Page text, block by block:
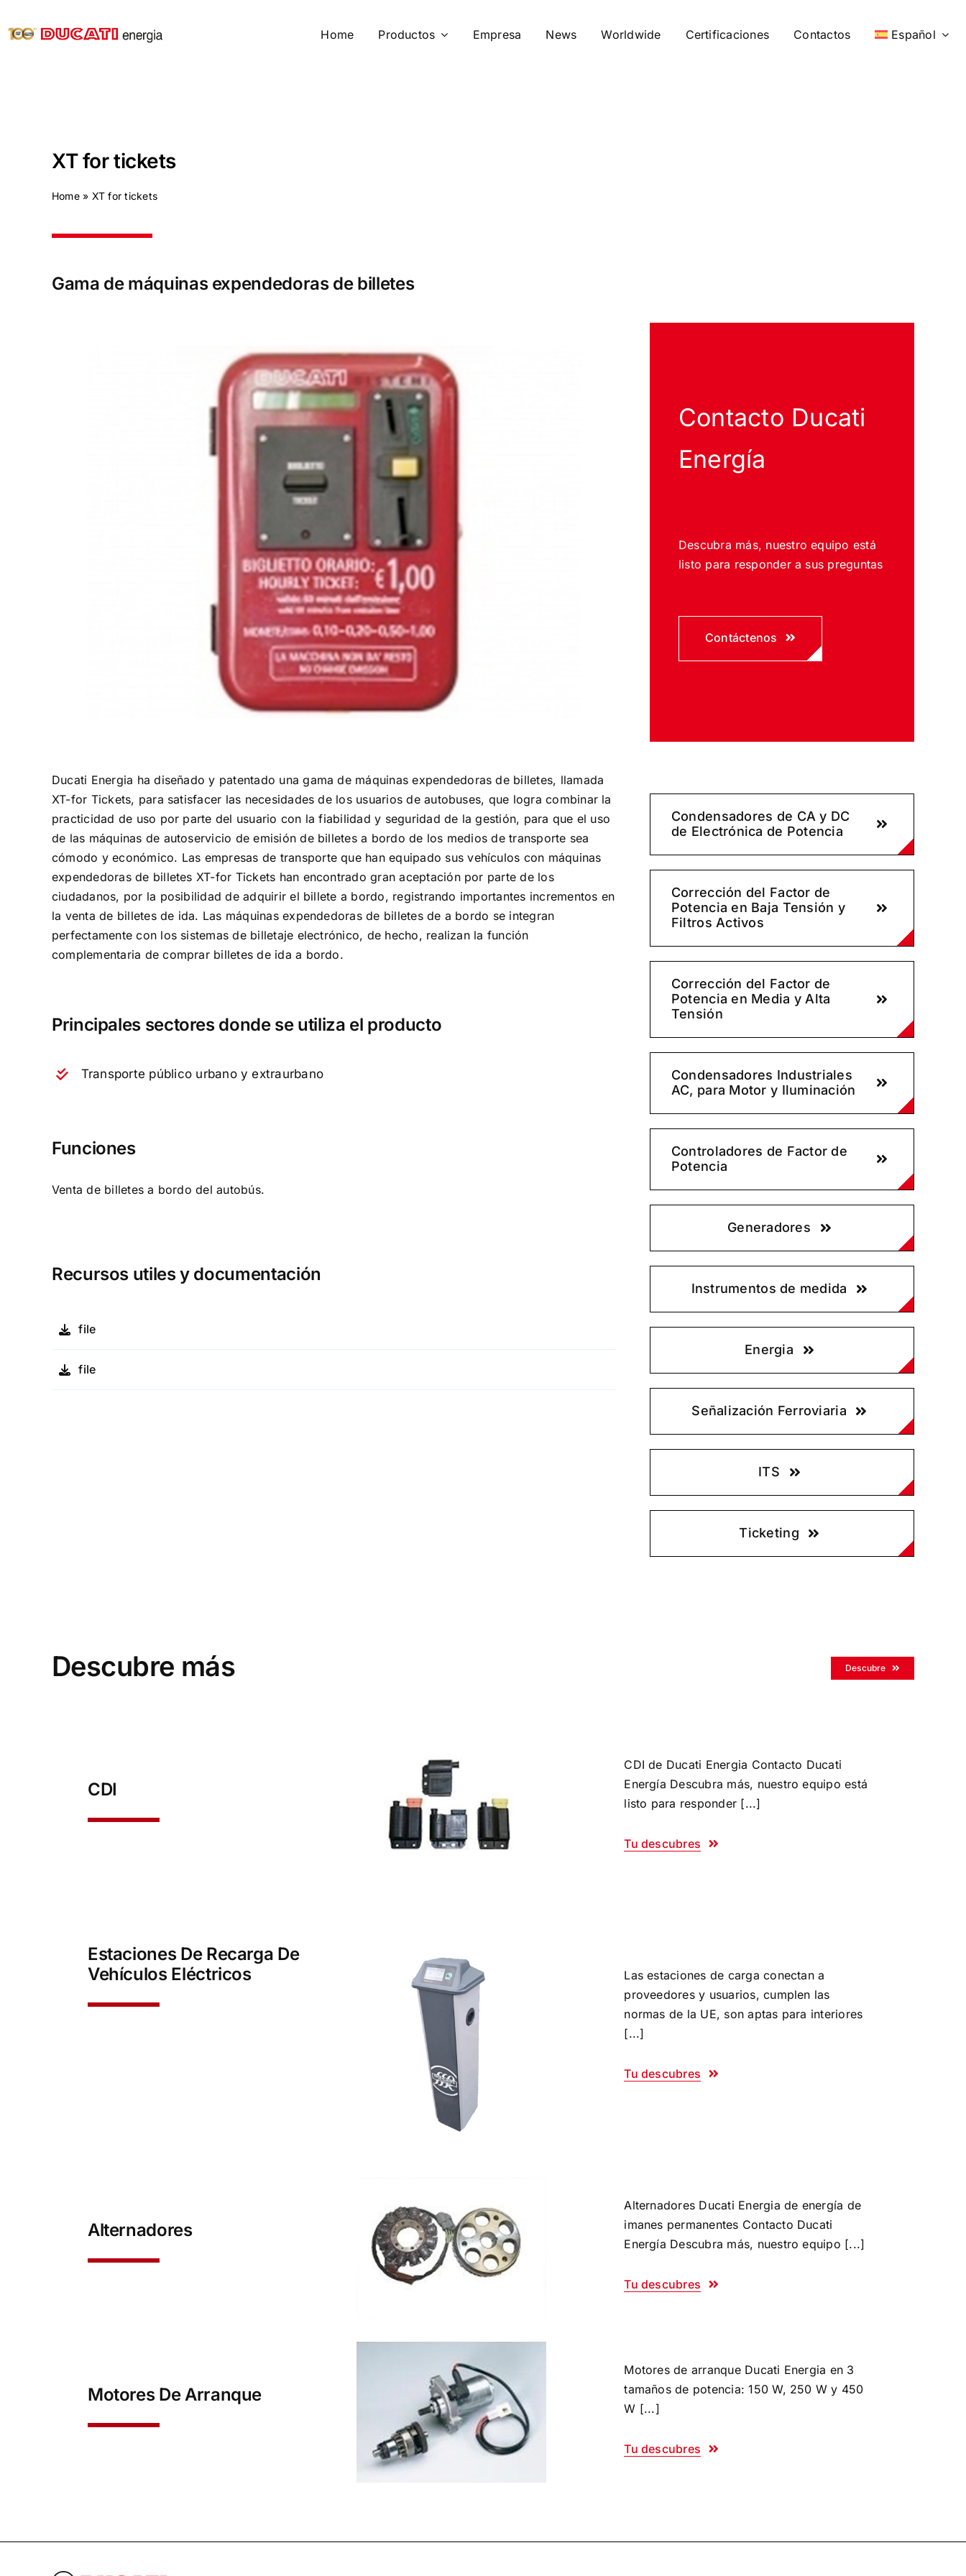
to
Home Productos Empresa News Worldwide Certificaciones Contactos Español
XT for tickets
Home» XT for tickets
Gama de máquinas expendedoras de billetes
Contacto Ducati
Energía
Descubra más, nuestro equipo está
listo para responder a sus preguntas
Contáctenos
Ducati Energia ha diseñado y patentado una gama de máquinas expendedoras de billetes, llamada
XT-for Tickets, para satisfacer las necesidades de los usuarios de autobuses, que logra combinar la
practicidad de uso por parte del usuario con la fiabilidad y seguridad de la gestión, para que el uso
de las máquinas de autoservicio de emisión de billetes a bordo de los medios de transporte sea
cómodo y económico. Las empresas de transporte que han equipado sus vehículos con máquinas
expendedoras de billetes XT-for Tickets han encontrado gran aceptación por parte de los
ciudadanos, por la posibilidad de adquirir el billete a bordo, registrando importantes incrementos en
la venta de billetes de ida. Las máquinas expendedoras de billetes de a bordo se integran
perfectamente con los sistemas de billetaje electrónico, de hecho, realizan la función
complementaria de comprar billetes de ida a bordo.
Principales sectores donde se utiliza el producto
Transporte público urbano y extraurbano
Funciones
Venta de billetes a bordo del autobús.
Recursos utiles y documentación
file
file
Condensadores de CA y DC
de Electrónica de Potencia
Corrección del Factor de
Potencia en Baja Tensión y
Filtros Activos
Corrección del Factor de
Potencia en Media y Alta
Tensión
Condensadores Industriales
AC, para Motor y Iluminación
Controladores de Factor de
Potencia
Generadores
Instrumentos de medida
Energia
Señalización Ferroviaria
ITS
Ticketing
Descubre más Descubre
CDI
CDI de Ducati Energia Contacto Ducati
Energía Descubra más, nuestro equipo está
listo para responder [...]
Tu descubres
Estaciones De Recarga De
Vehículos Eléctricos
Las estaciones de carga conectan a
proveedores y usuarios, cumplen las
normas de la UE, son aptas para interiores
[...]
Tu descubres
Alternadores
Alternadores Ducati Energia de energía de
imanes permanentes Contacto Ducati
Energía Descubra más, nuestro equipo [...]
Tu descubres
Motores De Arranque
Motores de arranque Ducati Energia en 3
tamaños de potencia: 150 W, 250 W y 450
W [...]
Tu descubres